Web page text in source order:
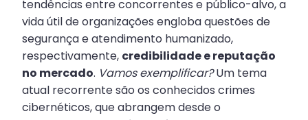
tendências entre concorrentes e público-alvo, a
vida útil de organizações engloba questões de
segurança e atendimento humanizado,
respectivamente, credibilidade e reputação
no mercado. Vamos exemplificar?Um tema
atual recorrente são os conhecidos crimes
cibernéticos, que abrangem desde o